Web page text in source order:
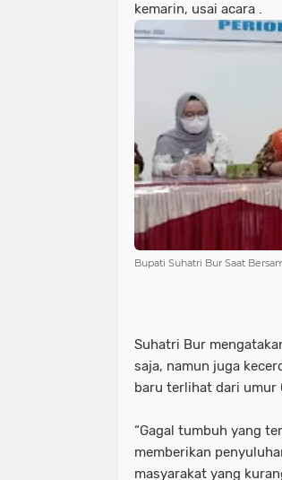
kemarin, usai acara .
Bupati Suhatri Bur Saat
Suhatri Bur
saja, namun juga
baru terlihat dari umur
“Gagal tumbuh yang
memberikan
masyarakat yang